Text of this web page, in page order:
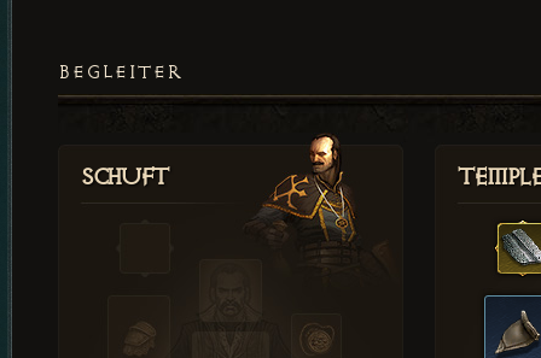
BEGLEITER
Schuft